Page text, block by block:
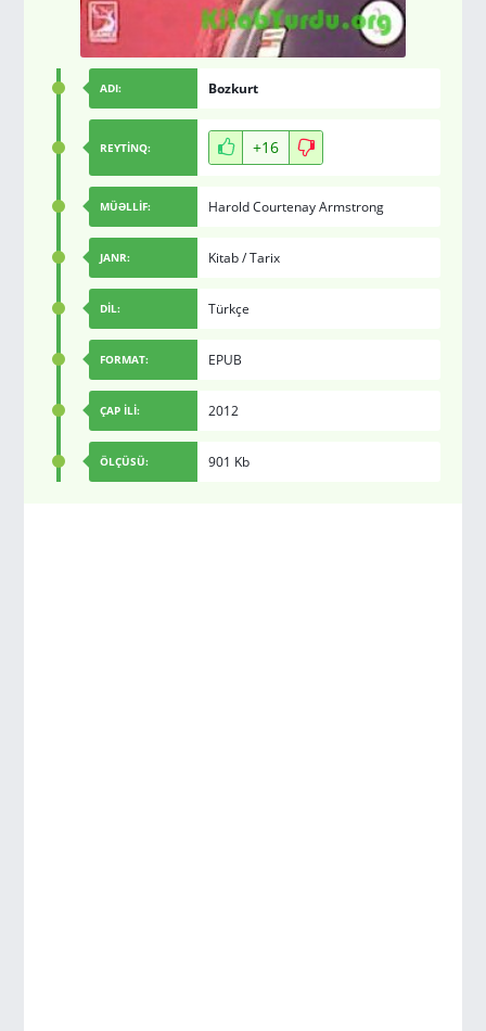
ADI: Bozkurt
REYTİNQ: +16
MÜƏLLİF: Harold Courtenay Armstrong
JANR: Kitab/Tarix
DİL: Türkçe
FORMAT: EPUB
ÇAP İLİ: 2012
ÖLÇÜSÜ: 901 Kb